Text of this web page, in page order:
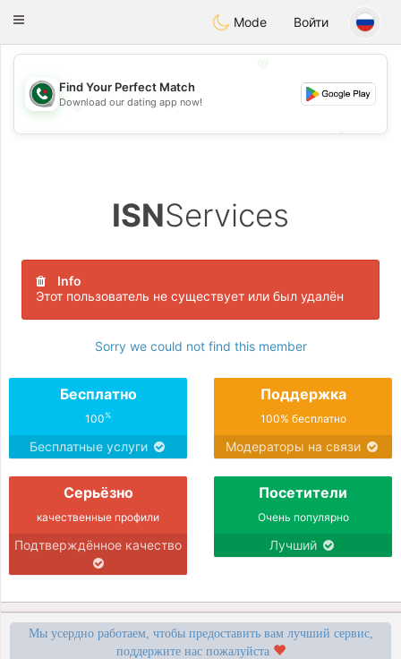
Weshrak
Toggle
Mode Войти
💖
💕
Find Your Perfect Match
Download our dating app now!
ISNServices
Info
Этот пользователь не существует или был удалён
Sorry we could not find this member
Бесплатно
100%
Бесплатные услуги
Поддержка
100% бесплатно
Модераторы на связи
Серьёзно
качественные профили
Подтверждённое качество
Посетители
Очень популярно
Лучший
Мы усердно работаем, чтобы предоставить вам лучший сервис,
поддержите нас пожалуйста